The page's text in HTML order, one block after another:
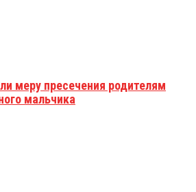
меру пресечения родителям
мальчика